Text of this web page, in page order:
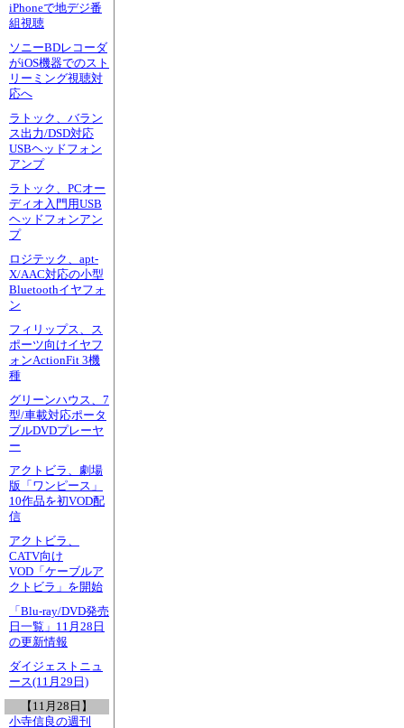
iPhoneで地デジ番
組視聴
ソニーBDレコーダ
がiOS機器でのスト
リーミング視聴対
応へ
ラトック、バラン
ス出力/DSD対応
USBヘッドフォン
アンプ
ラトック、PCオー
ディオ入門用USB
ヘッドフォンアン
プ
ロジテック、apt-
X/AAC対応の小型
Bluetoothイヤフォ
ン
フィリップス、ス
ポーツ向けイヤフ
ォンActionFit 3機
種
グリーンハウス、7
型/車載対応ポータ
ブルDVDプレーヤ
ー
アクトビラ、劇場
版「ワンピース」
10作品を初VOD配
信
アクトビラ、
CATV向け
VOD「ケーブルア
クトビラ」を開始
「Blu-ray/DVD発売
日一覧」11月28日
の更新情報
ダイジェストニュ
ース(11月29日)
【11月28日】
小寺信良の週刊